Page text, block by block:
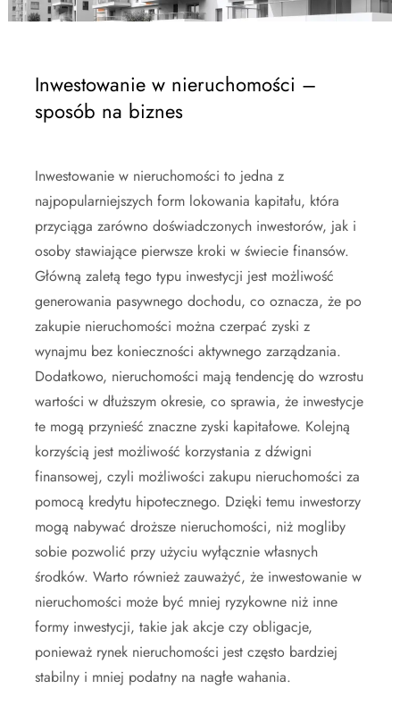
Inwestowanie w nieruchomości –
sposób na biznes
Inwestowanie w nieruchomości to jedna z
najpopularniejszych form lokowania kapitału, która
przyciąga zarówno doświadczonych inwestorów, jak i
osoby stawiające pierwsze kroki w świecie finansów.
Główną zaletą tego typu inwestycji jest możliwość
generowania pasywnego dochodu, co oznacza, że po
zakupie nieruchomości można czerpać zyski z
wynajmu bez konieczności aktywnego zarządzania.
Dodatkowo, nieruchomości mają tendencję do wzrostu
wartości w dłuższym okresie, co sprawia, że inwestycje
te mogą przynieść znaczne zyski kapitałowe. Kolejną
korzyścią jest możliwość korzystania z dźwigni
finansowej, czyli możliwości zakupu nieruchomości za
pomocą kredytu hipotecznego. Dzięki temu inwestorzy
mogą nabywać droższe nieruchomości, niż mogliby
sobie pozwolić przy użyciu wyłącznie własnych
środków. Warto również zauważyć, że inwestowanie w
nieruchomości może być mniej ryzykowne niż inne
formy inwestycji, takie jak akcje czy obligacje,
ponieważ rynek nieruchomości jest często bardziej
stabilny i mniej podatny na nagłe wahania.